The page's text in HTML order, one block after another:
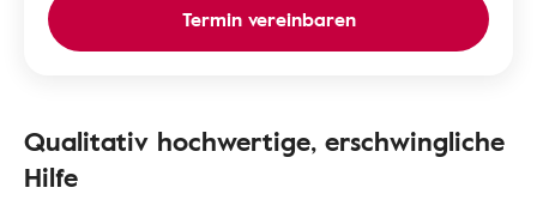
Termin vereinbaren
Qualitativ hochwertige, erschwingliche
Hilfe